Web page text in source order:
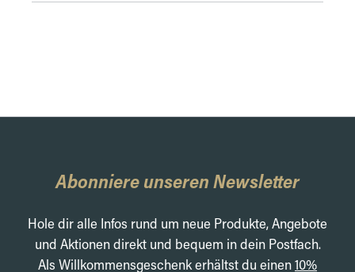
Abonniere unseren Newsletter
Hole dir alle Infos rund um neue Produkte, Angebote
und Aktionen direkt und bequem in dein Postfach.
Als Willkommensgeschenk erhältst du einen10%